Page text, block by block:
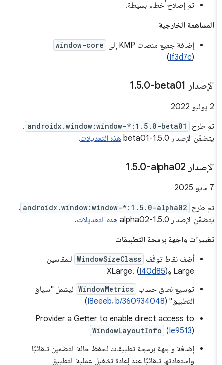
تم إصلاح أخطاء بسيطة.
المساهمة الخارجية
إضافة جميع منصات KMP إلى
window-core
If3d7c
)
الإصدار ‎1 .5.0-beta01
تم طرح androidx.window:window-*:1.5.0-beta01
.
يتضمّن الإصدار 1.5.0-beta01
هذه التعديلات.
الإصدار ‎1 .5.0-alpha02
تم طرح androidx.window:window-*:1.5.0-alpha02
.
يتضمّن الإصدار 1.5.0-alpha02
هذه التعديلات.
تغييرات واجهة برمجة التطبيقات
أضِف نقاط توقّف WindowSizeClass للمقاسين
Large وXLarge. (
I40d85)
توسيع نطاق حساب WindowMetrics ليشمل "سياق
التطبيق" (
I8eeeb،b/360934048
)
Provider a Getter to enable direct access to
WindowLayoutInfo (Ie9513
إضافة واجهة برمجة تطبيقات لحفظ حالة التضمين تلقائيًا
واستعادتها تلقائيًا عند إعادة تشغيل عملية التطبيق